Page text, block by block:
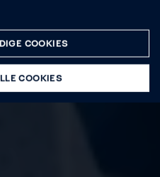
COOKIES
COOKIES